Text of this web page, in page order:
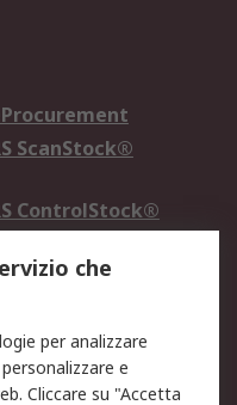
ScanStock®
ControlStock®
Privacy -
che
per analizzare
e
Cliccare su "Accetta